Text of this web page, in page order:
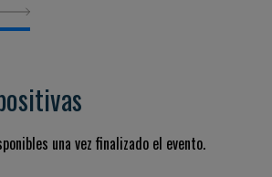
una vez finalizado el evento.